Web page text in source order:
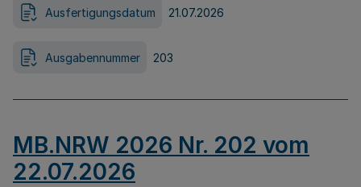
Ausfertigungsdatum 21.07.2026
Ausgabennummer 203
MB.NRW 2026 Nr. 202 vom
22.07.2026